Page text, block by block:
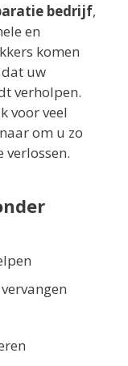
bedrijf,
en
komen
uw
verholpen.
voor veel
om u zo